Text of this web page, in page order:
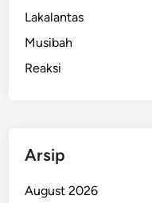
Lakalantas
Musibah
Reaksi
Arsip
August 2026